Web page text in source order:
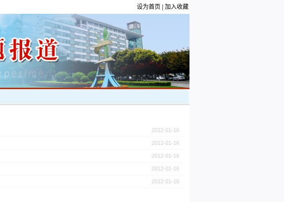
设为首页 加入收藏
2012-01-16
2012-01-16
2012-01-16
2012-01-16
2012-01-16